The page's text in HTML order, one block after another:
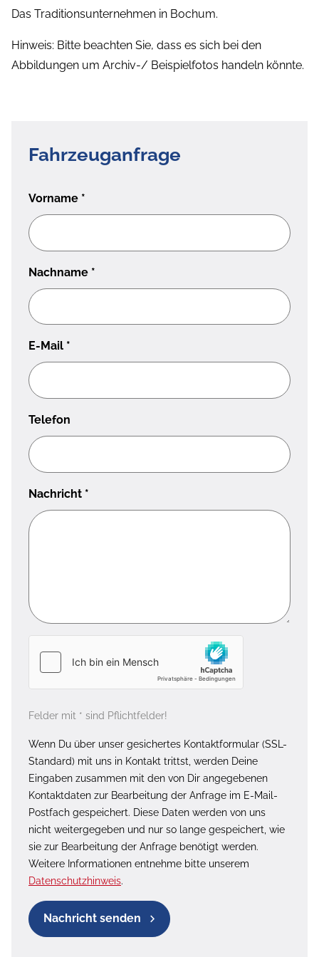
Das Traditionsunternehmen in Bochum.
Hinweis: Bitte beachten Sie, dass es sich bei den
Abbildungen um Archiv-/ Beispielfotos handeln könnte.
Fahrzeuganfrage
Vorname *
Nachname *
E-Mail *
Telefon
Nachricht *
Felder mit * sind Pflichtfelder!
Wenn Du über unser gesichertes Kontaktformular (SSL-
Standard) mit uns in Kontakt trittst, werden Deine
Eingaben zusammen mit den von Dir angegebenen
Kontaktdaten zur Bearbeitung der Anfrage im E-Mail-
Postfach gespeichert. Diese Daten werden von uns
nicht weitergegeben und nur so lange gespeichert, wie
sie zur Bearbeitung der Anfrage benötigt werden.
Weitere Informationen entnehme bitte unserem
Datenschutzhinweis.
Nachricht senden